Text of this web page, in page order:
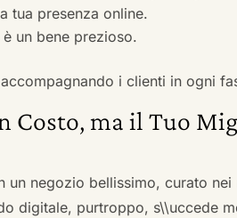
tua presenza online.
un bene prezioso.
i clienti in ogni
Costo, ma il Tuo
negozio bellissimo, curato
digitale, purtroppo, s\\uccede